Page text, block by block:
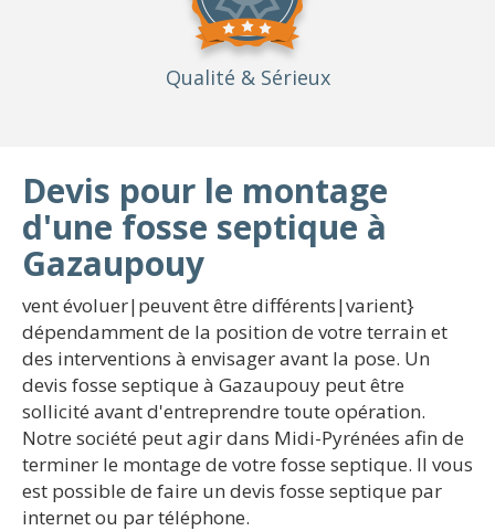
Qualité & Sérieux
Devis pour le montage
d'une fosse septique à
Gazaupouy
vent évoluer|peuvent être différents|varient}
dépendamment de la position de votre terrain et
des interventions à envisager avant la pose. Un
devis fosse septique à Gazaupouy peut être
sollicité avant d'entreprendre toute opération.
Notre société peut agir dans Midi-Pyrénées afin de
terminer le montage de votre fosse septique. Il vous
est possible de faire un devis fosse septique par
internet ou par téléphone.